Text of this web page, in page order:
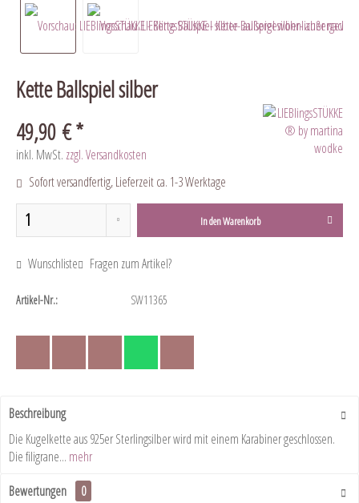
Kette Ballspiel silber
49,90 € *
inkl. MwSt. zzgl. Versandkosten
Sofort versandfertig, Lieferzeit ca. 1-3 Werktage
In denWarenkorb
Wunschliste Fragen zum Artikel?
Artikel-Nr.: SW11365
Beschreibung
Die Kugelkette aus 925er Sterlingsilber wird mit einem Karabiner geschlossen.
Die filigrane... mehr
Bewertungen
0